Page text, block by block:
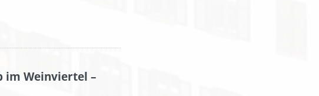
im Weinviertel –